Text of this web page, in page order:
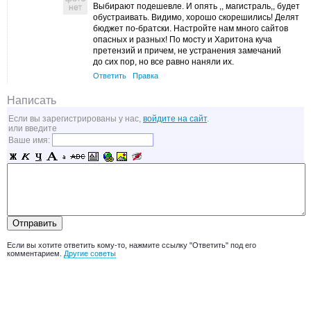
Выбирают подешевле. И опять ,, магистраль,, будет
обустраивать. Видимо, хорошо скорешились! Делят
бюджет по-братски. Настройте нам много сайтов
опасных и разных! По мосту и Харитона куча
претензий и причем, не устранения замечаний
до сих пор, но все равно наняли их.
Ответить Правка
Написать
Если вы зарегистрированы у нас, войдите на сайт.
или введите
Ваше имя:
Если вы хотите ответить кому-то, нажмите ссылку "Ответить" под его
комментарием. Другие советы